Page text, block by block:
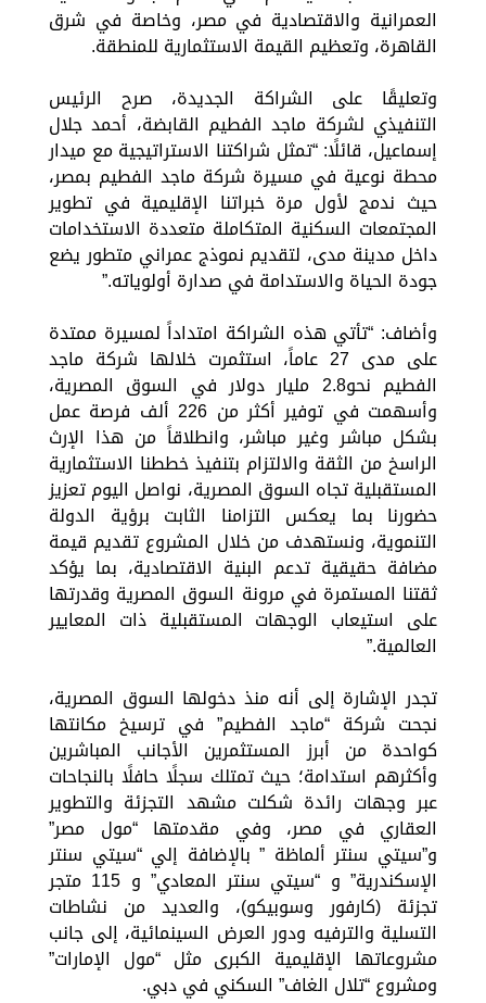
العمرانية والاقتصادية في مصر، وخاصة في شرق
القاهرة، وتعظيم القيمة الاستثمارية للمنطقة.
وتعليقًا على الشراكة الجديدة، صرح الرئيس
التنفيذي لشركة ماجد الفطيم القابضة، أحمد جلال
إسماعيل، قائلًا: “تمثل شراكتنا الاستراتيجية مع ميدار
محطة نوعية في مسيرة شركة ماجد الفطيم بمصر،
حيث ندمج لأول مرة خبراتنا الإقليمية في تطوير
المجتمعات السكنية المتكاملة متعددة الاستخدامات
داخل مدينة مدى، لتقديم نموذج عمراني متطور يضع
جودة الحياة والاستدامة في صدارة أولوياته.”
وأضاف: “تأتي هذه الشراكة امتداداً لمسيرة ممتدة
على مدى 27 عاماً، استثمرت خلالها شركة ماجد
الفطيم نحو2.8 مليار دولار في السوق المصرية،
وأسهمت في توفير أكثر من 226 ألف فرصة عمل
بشكل مباشر وغير مباشر، وانطلاقاً من هذا الإرث
الراسخ من الثقة والالتزام بتنفيذ خططنا الاستثمارية
المستقبلية تجاه السوق المصرية، نواصل اليوم تعزيز
حضورنا بما يعكس التزامنا الثابت برؤية الدولة
التنموية، ونستهدف من خلال المشروع تقديم قيمة
مضافة حقيقية تدعم البنية الاقتصادية، بما يؤكد
ثقتنا المستمرة في مرونة السوق المصرية وقدرتها
على استيعاب الوجهات المستقبلية ذات المعايير
العالمية.”
تجدر الإشارة إلى أنه منذ دخولها السوق المصرية،
نجحت شركة “ماجد الفطيم” في ترسيخ مكانتها
كواحدة من أبرز المستثمرين الأجانب المباشرين
وأكثرهم استدامة؛ حيث تمتلك سجلًا حافلًا بالنجاحات
عبر وجهات رائدة شكلت مشهد التجزئة والتطوير
العقاري في مصر، وفي مقدمتها “مول مصر”
و”سيتي سنتر ألماظة ” بالإضافة إلي “سيتي سنتر
الإسكندرية” و “سيتي سنتر المعادي” و 115 متجر
تجزئة (كارفور وسوبيكو)، والعديد من نشاطات
التسلية والترفيه ودور العرض السينمائية، إلى جانب
مشروعاتها الإقليمية الكبرى مثل “مول الإمارات”
ومشروع “تلال الغاف” السكني في دبي.